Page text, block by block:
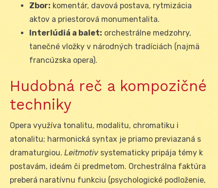
Zbor: komentár, davová postava, rytmizácia
aktov a priestorová monumentalita.
Interlúdiá a balet: orchestrálne medzohry,
tanečné vložky v národných tradíciách (najmä
francúzska opera).
Hudobná reč a kompozičné
techniky
Opera využíva tonalitu, modalitu, chromatiku i
atonalitu; harmonická syntax je priamo previazaná s
dramaturgiou. Leitmotiv systematicky pripája témy k
postavám, ideám či predmetom. Orchestrálna faktúra
preberá naratívnu funkciu (psychologické podloženie,